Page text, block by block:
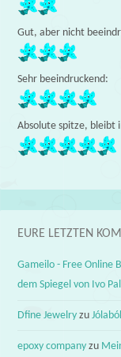
Gut, aber nicht
Sehr beeindruckend:
Absolute spitze, bleibt
EURE LETZTEN
Gameilo - Free Online
dem Spiegel von Ivo
Dfine Jewelry zu
epoxy company zu